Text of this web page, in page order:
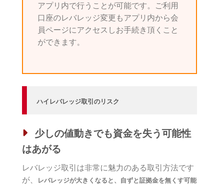
アプリ内で行うことが可能です。ご利用
口座のレバレッジ変更もアプリ内から会
員ページにアクセスしお手続き頂くこと
ができます。
ハイレバレッジ取引のリスク
少しの値動きでも資金を失う可能性
はあがる
レバレッジ取引は非常に魅力のある取引方法です
が、
レバレッジが大きくなると、自ずと証拠金を無くす可能